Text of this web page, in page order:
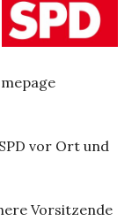
vor Ort und
Vorsitzende